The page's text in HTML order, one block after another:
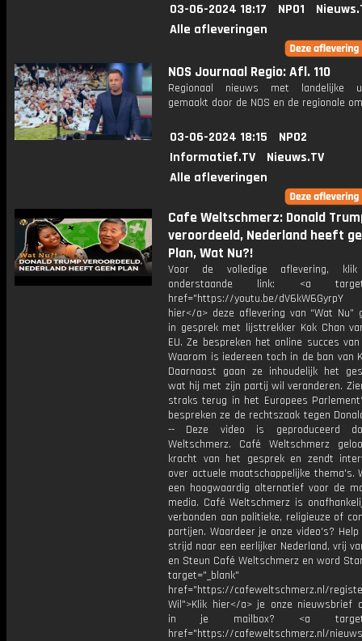
03-06-2024 18:17 NPO1
Alle afleveringen
NOS Journaal Regio: Afl. 110
Regionaal nieuws met landelijke
gemaakt door de NOS en de regionale
03-06-2024 18:15
NPO2
Informatief.TV
Nieuws.TV
Alle afleveringen
Cafe Weltschmerz: Donald
veroordeeld, Nederland heeft
Plan, Wat Nu?!
Voor de volledige aflevering,
onderstaande link: <a
href="https://youtu.be/
hier</a> deze aflevering van “Wat Nu”
in gesprek met lijsttrekker Kok Chan
EU. Ze bespreken het online succes
Waarom is iedereen toch in de ban van
Daarnaast gaan ze inhoudelijk het
wat hij met zijn partij wil veranderen.
straks terug in het Europees
bespreken ze de rechtszaak tegen
-- Deze video is geproduceerd
Weltschmerz. Café Weltschmerz
kracht van het gesprek en zendt
over actuele maatschappelijke thema's.
een hoogwaardig alternatief voor de
media. Café Weltschmerz is
verbonden aan politieke, religieuze of
partijen. Waardeer je onze video's?
strijd naar een eerlijker Nederland, vrij
en Steun Café Weltschmerz en word
target="_blank"
href="https://cafeweltschmerz.nl/
Wil">Klik hier</a> je onze nieuwsbrief
in je mailbox? <a
href="https://cafeweltschmerz.nl/